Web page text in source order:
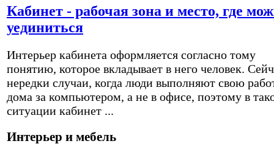
Кабинет - рабочая зона и место, где
уединиться
Интерьер кабинета оформляется согласно тому
понятию, которое вкладывает в него человек.
нередки случаи, когда люди выполняют свою
дома за компьютером, а не в офисе, поэтому в
ситуации кабинет ...
Интерьер и мебель